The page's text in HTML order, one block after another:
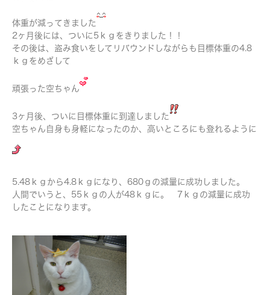
体重が減ってきました
2ヶ月後には、ついに5ｋｇをきりました！！
その後は、盗み食いをしてリバウンドしながらも目標体重の4.8
ｋｇをめざして
頑張った空ちゃん
3ヶ月後、ついに目標体重に到達しました
空ちゃん自身も身軽になったのか、高いところにも登れるように
5.48ｋｇから4.8ｋｇになり、680ｇの減量に成功しました。
人間でいうと、55ｋｇの人が48ｋｇに。 7ｋｇの減量に成功
したことになります。